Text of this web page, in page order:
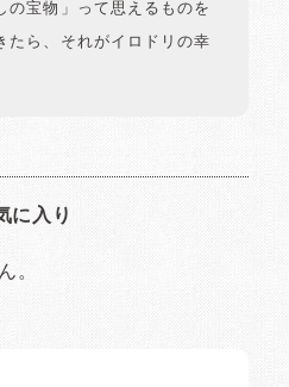
の宝物」って思えるものを
たら、それがイロドリの幸
に入り
。